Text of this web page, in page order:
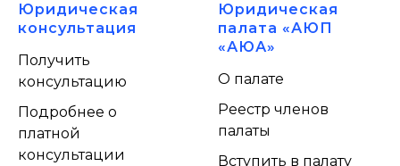
Юридическая
консультация
Получить
консультацию
Подробнее о
платной
консультации
Юридическая
палата «АЮП
«АЮА»
О палате
Реестр членов
палаты
Вступить в палату